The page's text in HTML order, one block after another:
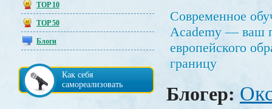
TOP 10
TOP 50
Блоги
Как себя
самореализовать
Современное
Academy — ваш
европейского
границу
Блогер: